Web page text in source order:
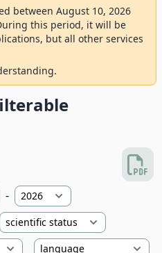
between August 10, 2026
this period, it will be
but all other services
-